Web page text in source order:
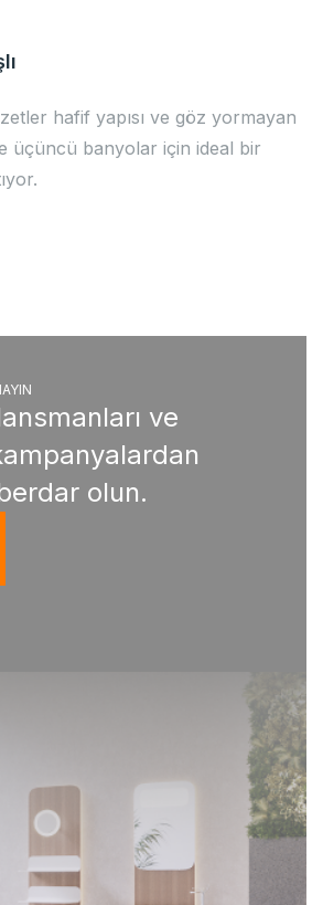
hafif yapısı ve göz yormayan
üçüncü banyolar için ideal bir
ve
olun.